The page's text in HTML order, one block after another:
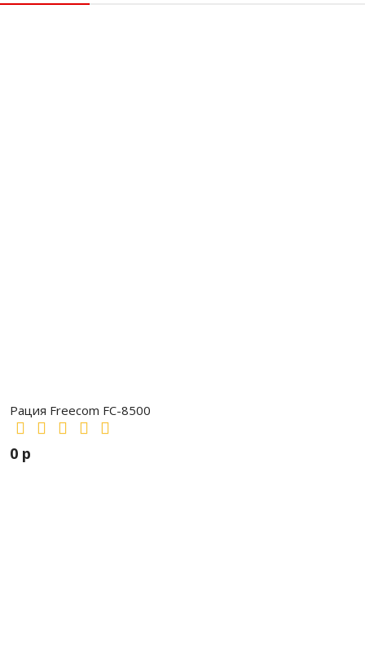
Рация Freecom FC-8500
0 р